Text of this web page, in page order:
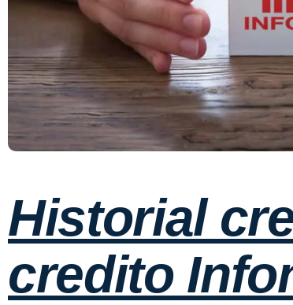
Historial
credito